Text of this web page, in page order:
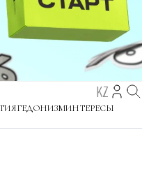
KZ
ГЕДОНИЗМИНТЕРЕСЫ